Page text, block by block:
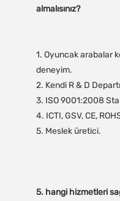
almalısınız?
1. Oyuncak arabalar
deneyim.
2. Kendi R & D
3. ISO 9001:2008
4. ICTI, GSV, CE,